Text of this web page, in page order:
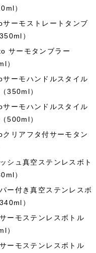
）
ーモストレートタンブ
）
サーモタンブラー
）
ーモハンドルスタイル
350ml）
ーモハンドルスタイル
500ml）
リアフタ付サーモタン
シュ真空ステンレスボト
）
ー付き真空ステンレスボ
）
ーモステンレスボトル
）
ーモステンレスボトル